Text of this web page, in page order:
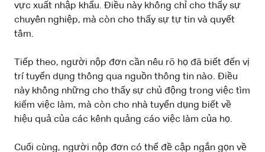
vực xuất nhập khẩu. Điều này không chỉ cho thấy sự
chuyên nghiệp, mà còn cho thấy sự tự tin và quyết
tâm.
Tiếp theo, người nộp đơn cần nêu rõ họ đã biết đến vị
trí tuyển dụng thông qua nguồn thông tin nào. Điều
này không những cho thấy sự chủ động trong việc tìm
kiếm việc làm, mà còn cho nhà tuyển dụng biết về
hiệu quả của các kênh quảng cáo việc làm của họ.
Cuối cùng, người nộp đơn có thể đề cập ngắn gọn về